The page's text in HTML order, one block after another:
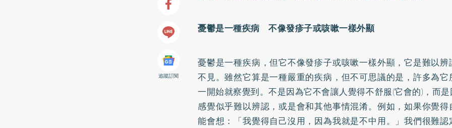
追蹤訂閱
憂鬱是一種疾病 不像發疹子或咳嗽一樣外顯
憂鬱是一種疾病，但它不像發疹子或咳嗽一樣外顯，它是難以
不見。雖然它算是一種嚴重的疾病，但不可思議的是，許多為
一開始就察覺到。不是因為它不會讓人覺得不舒服(它會的)，而
感覺似乎難以辨認，或是會和其他事情混淆。例如，如果你覺
能會想：「我覺得自己沒用，因為我就是不中用。」我們很難